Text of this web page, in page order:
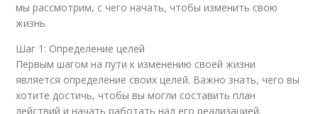
мы рассмотрим, с чего начать, чтобы изменить свою
жизнь.
Шаг 1: Определение целей
Первым шагом на пути к изменению своей жизни
является определение своих целей. Важно знать, чего вы
хотите достичь, чтобы вы могли составить план
действий и начать работать над его реализацией.